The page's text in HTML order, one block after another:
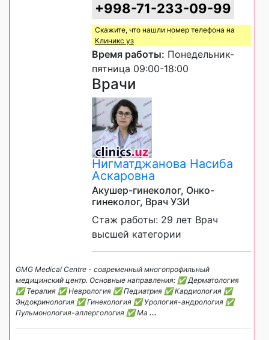
+998-71-233-09-99
Скажите, что нашли номер телефона на
Клиникс уз
Время работы: Понедельник-
пятница 09:00-18:00
Врачи
Нигматджанова Насиба
Аскаровна
Акушер-гинеколог, Онко-
гинеколог, Врач УЗИ
Стаж работы: 29 лет Врач
высшей категории
GMG Medical Centre - современный многопрофильный
медицинский центр. Основные направления: ✅ Дерматология
✅ Терапия ✅ Неврология ✅ Педиатрия ✅ Кардиология ✅
Эндокринология ✅ Гинекология ✅ Урология-андрология ✅
Пульмонология-аллергология ✅ Ма ...